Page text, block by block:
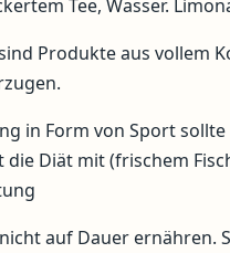
Tee, Wasser.
Produkte aus vollem
in Form von Sport
die Diät mit (frischem
auf Dauer ernähren.